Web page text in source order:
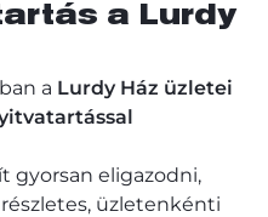
a Lurdy
a Lurdy Ház üzletei
gyorsan eligazodni,
üzletenkénti